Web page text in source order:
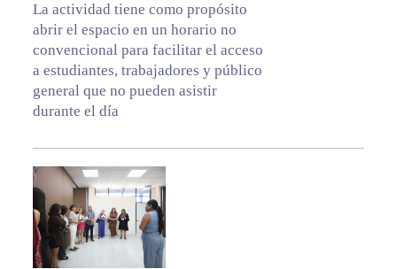
La actividad tiene como propósito
abrir el espacio en un horario no
convencional para facilitar el acceso
a estudiantes, trabajadores y público
general que no pueden asistir
durante el día